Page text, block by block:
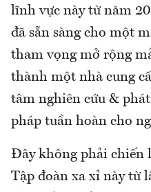
lĩnh vực này từ năm
đã sẵn sàng cho một
tham vọng mở rộng
thành một nhà cung
tâm nghiên cứu &
pháp tuần hoàn cho
Đây không phải chiến
Tập đoàn xa xỉ này từ